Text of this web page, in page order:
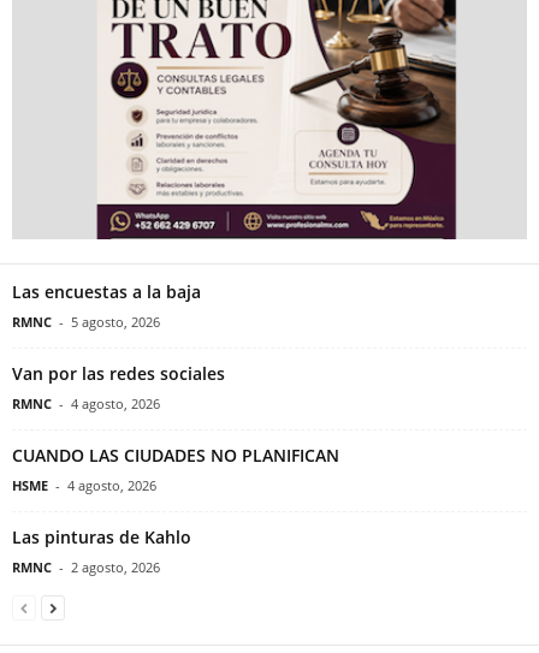
Las encuestas a la baja
RMNC - 5 agosto, 2026
Van por las redes sociales
RMNC - 4 agosto, 2026
CUANDO LAS CIUDADES NO PLANIFICAN
HSME - 4 agosto, 2026
Las pinturas de Kahlo
RMNC - 2 agosto, 2026